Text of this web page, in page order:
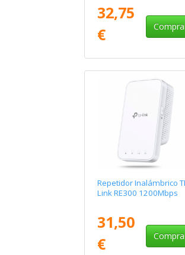
32,75
€
Repetidor Inalámbrico
Link RE300 1200Mbps
31,50
€